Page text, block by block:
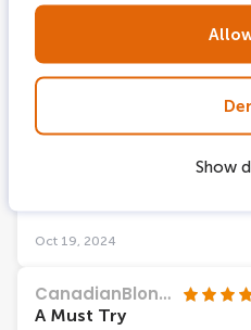
Show
Marinel15
Petite balade bien
sympathique, est l’audio
attendre est très sympa
Oct 19, 2024
CanadianBlondie
A Must Try